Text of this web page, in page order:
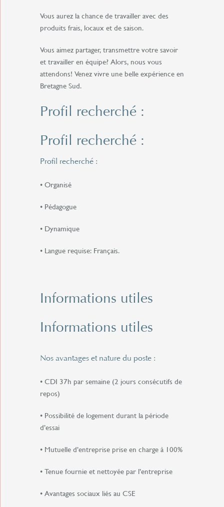
Vous aurez la chance de travailler avec des
produits frais, locaux et de saison.
Vous aimez partager, transmettre votre savoir
et travailler en équipe? Alors, nous vous
attendons! Venez vivre une belle expérience en
Bretagne Sud.
Profil recherché :
Profil recherché :
Profil recherché :
• Organisé
• Pédagogue
• Dynamique
• Langue requise: Français.
Informations utiles
Informations utiles
Nos avantages et nature du poste :
• CDI 37h par semaine (2 jours consécutifs de
repos)
• Possibilité de logement durant la période
d’essai
• Mutuelle d’entreprise prise en charge à 100%
• Tenue fournie et nettoyée par l’entreprise
• Avantages sociaux liés au CSE